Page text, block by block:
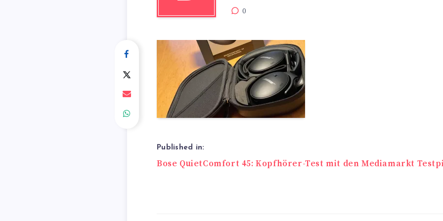
0
Published in:
Beitragsnavigation
Bose QuietComfort 45: Kopfhörer-Test mit den Mediamarkt